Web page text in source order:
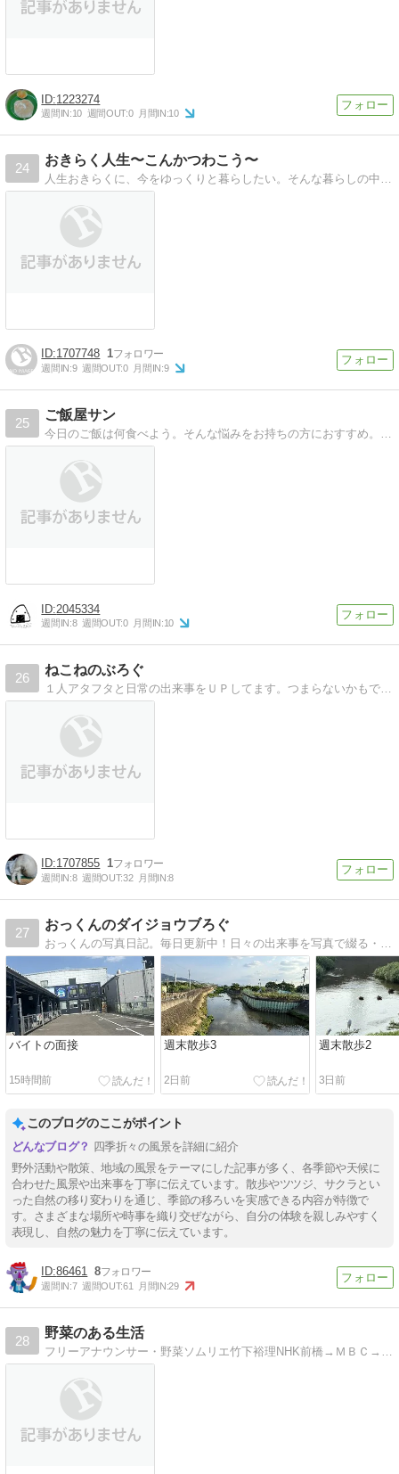
1223274
週間IN:10 週間OUT:0 月間IN:10
24
おきらく人生〜こんかつわこう〜
人生おきらくに、今をゆっくりと暮らしたい。そんな暮らしの中で、お役立ち情報を掲載します。
1707748 1
週間IN:9 週間OUT:0 月間IN:9
25
ご飯屋サン
今日のご飯は何食べよう。そんな悩みをお持ちの方におすすめ。ラーメン、うどん、カレー、そば、中華、韓国料理、喫茶店、パン屋、カフェetc…美味しいご飯屋さんやレシピを東海エリアでまとめてました。
2045334
週間IN:8 週間OUT:0 月間IN:10
26
ねこねのぶろぐ
１人アタフタと日常の出来事をＵＰしてます。つまらないかもですが、よろしくデス！
1707855 1
週間IN:8 週間OUT:32 月間IN:8
27
おっくんのダイジョウブろぐ
おっくんの写真日記。毎日更新中！日々の出来事を写真で綴る・・・“おっくんのちょっとすいませ〜ん”引越しました。
バイトの面接
15時間前
週末散歩3
2日前
週末散歩2
3日前
このブログのここがポイント
四季折々の風景を詳細に紹介
野外活動や散策、地域の風景をテーマにした記事が多く、各季節や天候に
合わせた風景や出来事を丁寧に伝えています。散歩やツツジ、サクラとい
った自然の移り変わりを通じ、季節の移ろいを実感できる内容が特徴で
す。さまざまな場所や時事を織り交ぜながら、自分の体験を親しみやすく
表現し、自然の魅力を丁寧に伝えています。
86461 8
週間IN:7 週間OUT:61 月間IN:29
28
野菜のある生活
フリーアナウンサー・野菜ソムリエ竹下裕理NHK前橋→ＭＢＣ→ラジオ高崎→フリー｡群馬を中心に活動。野菜の魅力もPR中